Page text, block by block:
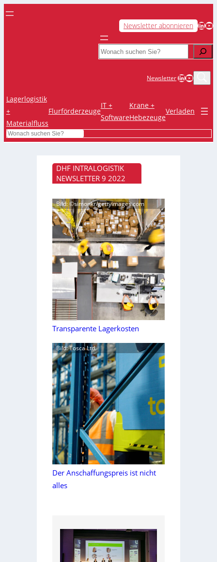
Newsletter abonnieren LinkedIn YouTube
Search
NewsletterLinkedIn
Lagerlogistik
+
Materialfluss
Flurförderzeuge
IT +
Software
Krane +
Hebezeuge
Verladen
Search
DHF INTRALOGISTIK
NEWSLETTER 9 2022
Bild: ©simonkr/gettyimages.com
Transparente Lagerkosten
Bild: Tosca Ltd.
Der Anschaffungspreis ist nicht
alles